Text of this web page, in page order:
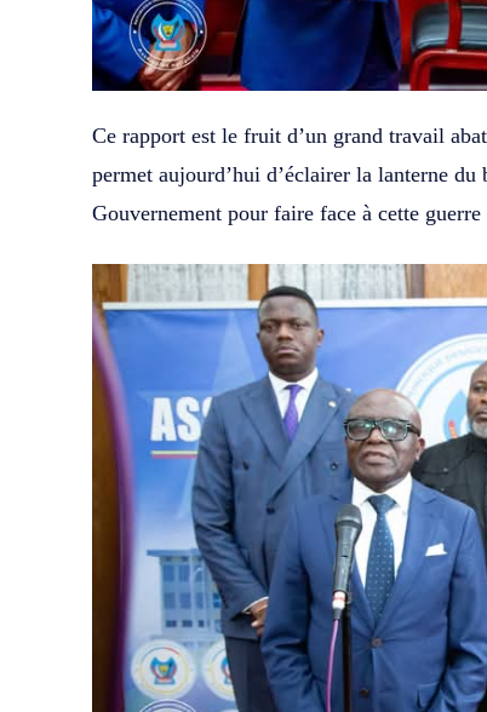
Ce rapport est le fruit d’un grand travail
permet aujourd’hui d’éclairer la lanterne
Gouvernement pour faire face à cette guerre